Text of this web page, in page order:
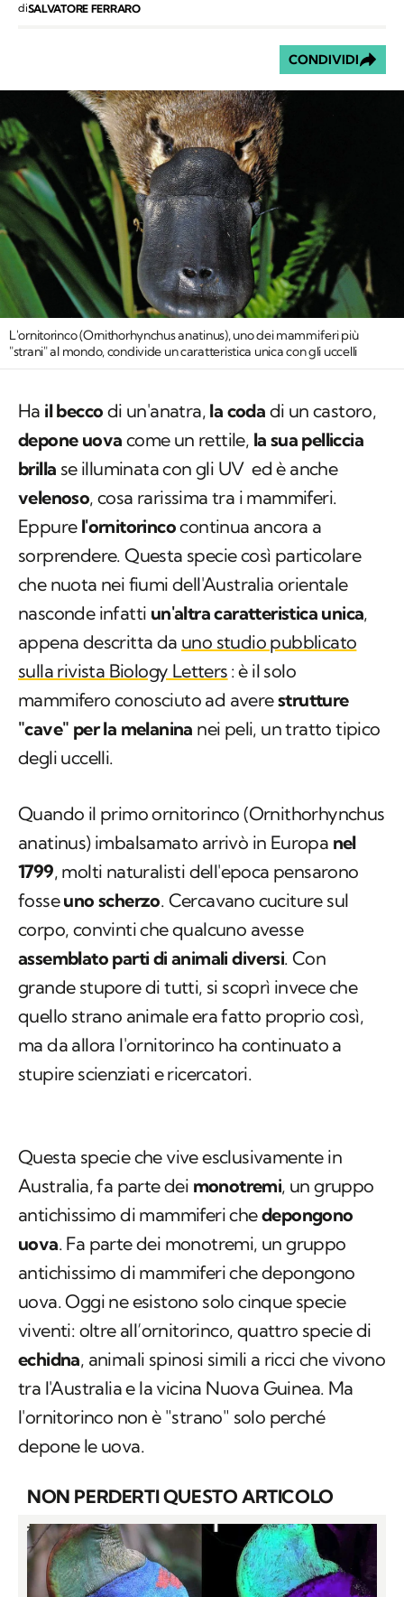
diSALVATORE FERRARO
CONDIVIDI
L'ornitorinco (Ornithorhynchus anatinus), uno dei mammiferi più
"strani" al mondo, condivide un caratteristica unica con gli uccelli
Ha il becco di un'anatra, la coda di un castoro,
depone uova come un rettile, la sua pelliccia
brilla se illuminata con gli UV ed è anche
velenoso, cosa rarissima tra i mammiferi.
Eppure l'ornitorincocontinua ancora a
sorprendere. Questa specie così particolare
che nuota nei fiumi dell'Australia orientale
nasconde infatti un'altra caratteristica unica,
appena descritta da uno studio pubblicato
sulla rivista Biology Letters : è il solo
mammifero conosciuto ad averestrutture
"cave" per la melanina nei peli, un tratto tipico
degli uccelli.
Quando il primo ornitorinco (Ornithorhynchus
anatinus) imbalsamato arrivò in Europa nel
1799, molti naturalisti dell'epoca pensarono
fosseuno scherzo. Cercavano cuciture sul
corpo, convinti che qualcuno avesse
assemblato parti di animali diversi. Con
grande stupore di tutti, si scoprì invece che
quello strano animale era fatto proprio così,
ma da allora l'ornitorinco ha continuato a
stupire scienziati e ricercatori.
Questa specie che vive esclusivamente in
Australia, fa parte dei monotremi, un gruppo
antichissimo di mammiferi chedepongono
uova. Fa parte dei monotremi, un gruppo
antichissimo di mammiferi che depongono
uova. Oggi ne esistono solo cinque specie
viventi: oltre all’ornitorinco, quattro specie di
echidna, animali spinosi simili a ricci che vivono
tra l'Australia e la vicina Nuova Guinea. Ma
l'ornitorinco non è "strano" solo perché
depone le uova.
NON PERDERTI QUESTO ARTICOLO